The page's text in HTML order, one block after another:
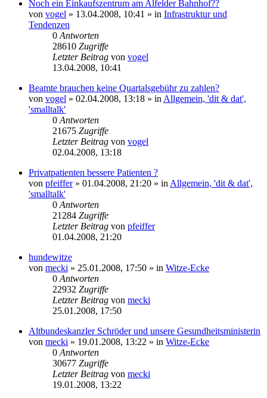
Noch ein Einkaufszentrum am Alfelder Bahnhof??
von vogel » 13.04.2008, 10:41 » in Infrastruktur und
Tendenzen
0 Antworten
28610 Zugriffe
Letzter Beitrag von vogel
13.04.2008, 10:41
Beamte brauchen keine Quartalsgebühr zu zahlen?
von vogel » 02.04.2008, 13:18 » in Allgemein, 'dit & dat',
'smalltalk'
0 Antworten
21675 Zugriffe
Letzter Beitrag von vogel
02.04.2008, 13:18
Privatpatienten bessere Patienten ?
von pfeiffer» 01.04.2008, 21:20 » in Allgemein, 'dit & dat',
'smalltalk'
0 Antworten
21284 Zugriffe
Letzter Beitrag von pfeiffer
01.04.2008, 21:20
hundewitze
von mecki » 25.01.2008, 17:50 » in Witze-Ecke
0 Antworten
22932 Zugriffe
Letzter Beitrag von mecki
25.01.2008, 17:50
Altbundeskanzler Schröder und unsere Gesundheitsministerin
von mecki » 19.01.2008, 13:22 » in Witze-Ecke
0 Antworten
30677 Zugriffe
Letzter Beitrag von mecki
19.01.2008, 13:22